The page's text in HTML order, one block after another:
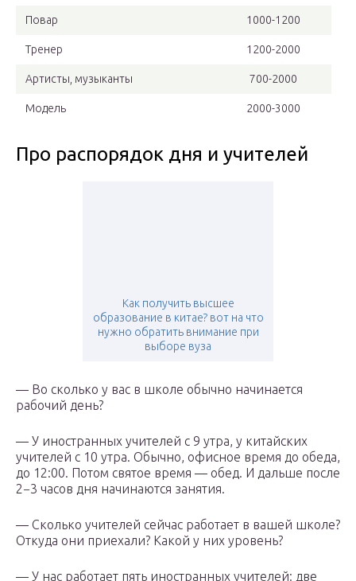
Повар 1000-1200
Тренер 1200-2000
Артисты, музыканты 700-2000
Модель 2000-3000
Про распорядок дня и учителей
Как получить высшее
образование в китае? вот на что
нужно обратить внимание при
выборе вуза
— Во сколько у вас в школе обычно начинается
рабочий день?
— У иностранных учителей с 9 утра, у китайских
учителей с 10 утра. Обычно, офисное время до обеда,
до 12:00. Потом святое время — обед. И дальше после
2−3 часов дня начинаются занятия.
— Сколько учителей сейчас работает в вашей школе?
Откуда они приехали? Какой у них уровень?
— У нас работает пять иностранных учителей: две